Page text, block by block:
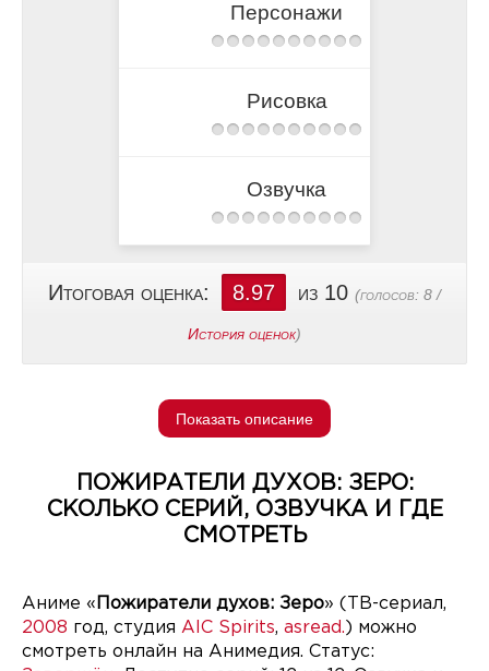
Персонажи
Рисовка
Озвучка
Итоговая оценка: 8.97 из 10 (голосов: 8 /
История оценок)
Показать описание
ПОЖИРАТЕЛИ ДУХОВ: ЗЕРО:
СКОЛЬКО СЕРИЙ, ОЗВУЧКА И ГДЕ
СМОТРЕТЬ
Аниме « Пожиратели духов: Зеро» (ТВ-сериал,
2008 год, студия AIC Spirits, asread. ) можно
смотреть онлайн на Анимедия. Статус: